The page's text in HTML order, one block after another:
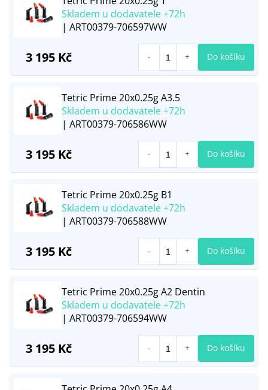
Skladem u dodavatele +72h
| ART00379-706597WW
3 195 Kč Do košíku
Tetric Prime 20x0.25g A3.5
Skladem u dodavatele +72h
| ART00379-706586WW
3 195 Kč Do košíku
Tetric Prime 20x0.25g B1
Skladem u dodavatele +72h
| ART00379-706588WW
3 195 Kč Do košíku
Tetric Prime 20x0.25g A2 Dentin
Skladem u dodavatele +72h
| ART00379-706594WW
3 195 Kč Do košíku